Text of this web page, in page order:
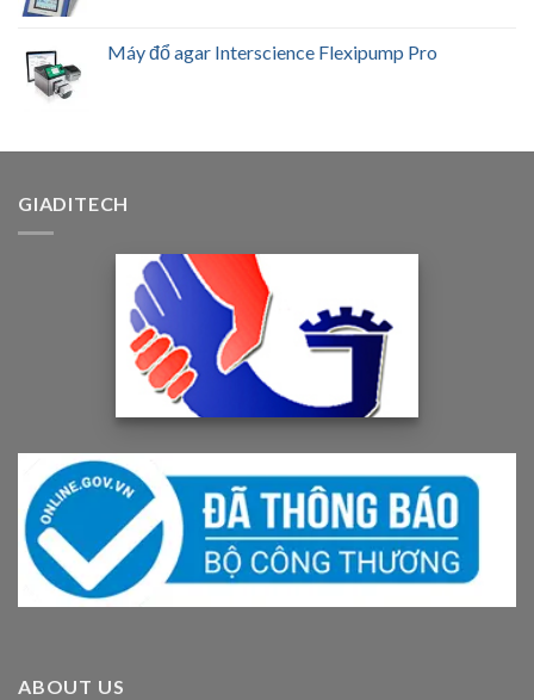
Máy đổ agar Interscience Flexipump Pro
GIADITECH
ABOUT US